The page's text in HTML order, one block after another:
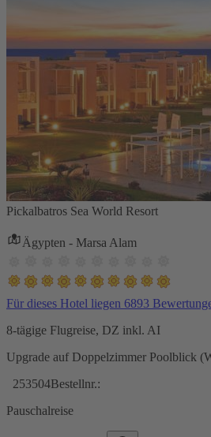
Pickalbatros Sea World Resort
Ägypten - Marsa Alam
Für dieses Hotel liegen 6893
8-tägige Flugreise, DZ inkl. AI
Upgrade auf Doppelzimmer Poolblick
253504Bestellnr.:
Pauschalreise